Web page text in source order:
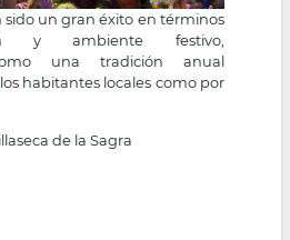
sido un gran éxito en términos
y ambiente festivo,
una tradición anual
habitantes locales como por
de la Sagra